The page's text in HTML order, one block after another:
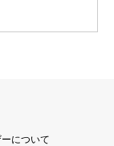
について